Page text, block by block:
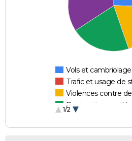
Vols et
Trafic et usage de
Violences contre
Destructions et
1/2